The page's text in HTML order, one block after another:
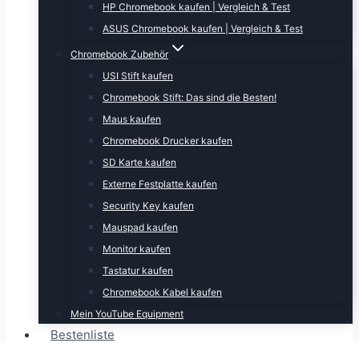
HP Chromebook kaufen | Vergleich & Test
ASUS Chromebook kaufen | Vergleich & Test
Chromebook Zubehör
USI Stift kaufen
Chromebook Stift: Das sind die Besten!
Maus kaufen
Chromebook Drucker kaufen
SD Karte kaufen
Externe Festplatte kaufen
Security Key kaufen
Mauspad kaufen
Monitor kaufen
Tastatur kaufen
Chromebook Kabel kaufen
Mein YouTube Equipment
Bestenliste